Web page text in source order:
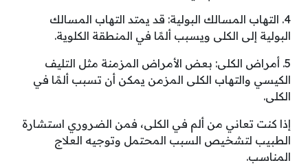
4. التهاب المسالك البولية: قد يمتد التهاب المسالك
البولية إلى الكلى ويسبب ألمًا في المنطقة الكلوية.
5. أمراض الكلى: بعض الأمراض المزمنة مثل التليف
الكيسي والتهاب الكلى المزمن يمكن أن تسبب ألمًا في
الكلى.
إذا كنت تعاني من ألم في الكلى، فمن الضروري استشارة
الطبيب لتشخيص السبب المحتمل وتوجيه العلاج
المناسب.